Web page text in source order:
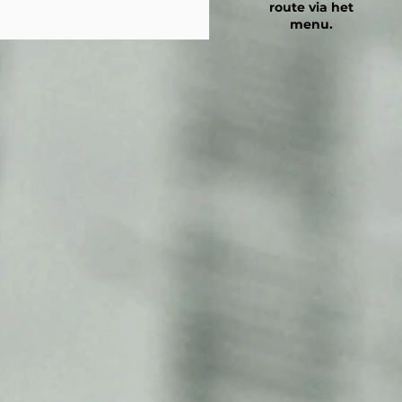
route via het
menu.